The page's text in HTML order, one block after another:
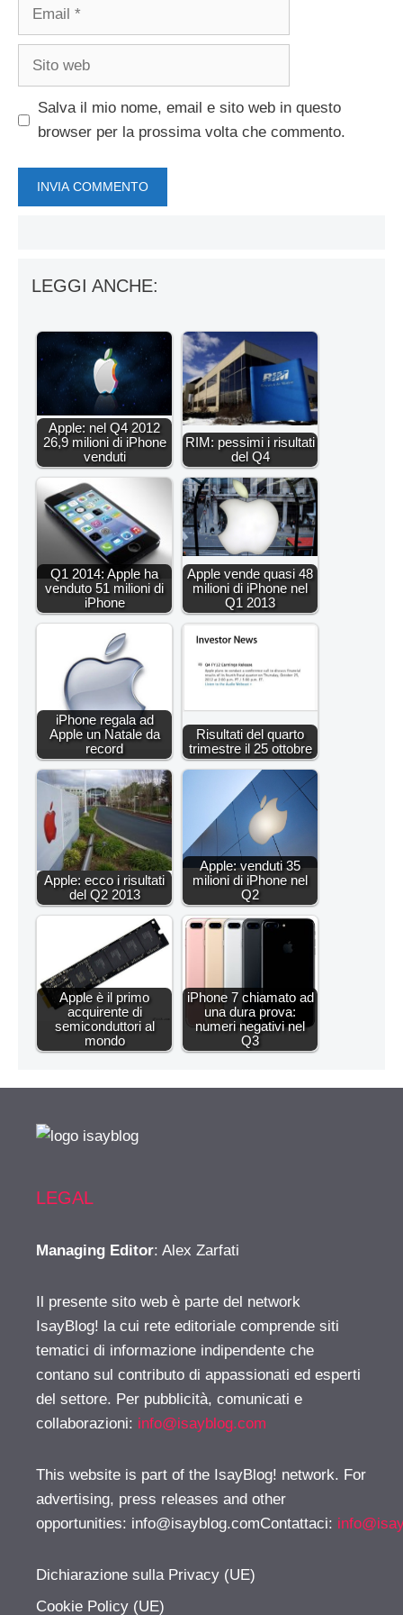
Email
Sito
Salva il mio nome, email e sito web in questo
browser per la prossima volta che commento.
LEGGI ANCHE:
Apple: nel Q4 2012
26,9 milioni di iPhone
venduti
RIM: pessimi i risultati
del Q4
Q1 2014: Apple ha
venduto 51 milioni di
iPhone
Apple vende quasi 48
milioni di iPhone nel
Q1 2013
iPhone regala ad
Apple un Natale da
record
Risultati del quarto
trimestre il 25 ottobre
Apple: ecco i risultati
del Q2 2013
Apple: venduti 35
milioni di iPhone nel
Q2
Apple è il primo
acquirente di
semiconduttori al
mondo
iPhone 7 chiamato ad
una dura prova:
numeri negativi nel
Q3
LEGAL
Managing Editor: Alex Zarfati
Il presente sito web è parte del network
IsayBlog! la cui rete editoriale comprende siti
tematici di informazione indipendente che
contano sul contributo di appassionati ed esperti
del settore. Per pubblicità, comunicati e
collaborazioni: info@isayblog.com
This website is part of the IsayBlog! network. For
advertising, press releases and other
opportunities: info@isayblog.comContattaci:
Dichiarazione sulla Privacy (UE)
Cookie Policy (UE)